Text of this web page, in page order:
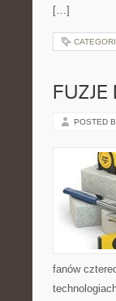
[…]
FUZJE
POSTED
fanów